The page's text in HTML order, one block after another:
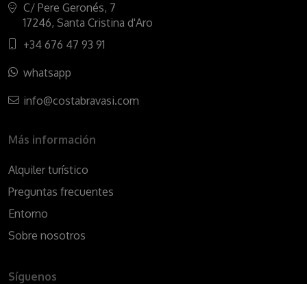
C/ Pere Geronés, 7
17246, Santa Cristina d'Aro
+34 676 47 93 91
whatsapp
info@costabravasi.com
Más información
Alquiler turístico
Preguntas frecuentes
Entorno
Sobre nosotros
Síguenos